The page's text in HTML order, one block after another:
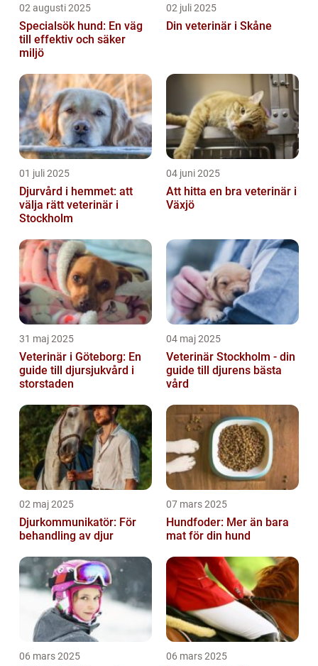
02 augusti 2025
Specialsök hund: En väg
till effektiv och säker
miljö
02 juli 2025
Din veterinär i Skåne
01 juli 2025
Djurvård i hemmet: att
välja rätt veterinär i
Stockholm
04 juni 2025
Att hitta en bra veterinär i
Växjö
31 maj 2025
Veterinär i Göteborg: En
guide till djursjukvård i
storstaden
04 maj 2025
Veterinär Stockholm - din
guide till djurens bästa
vård
02 maj 2025
Djurkommunikatör: För
behandling av djur
07 mars 2025
Hundfoder: Mer än bara
mat för din hund
06 mars 2025 06 mars 2025